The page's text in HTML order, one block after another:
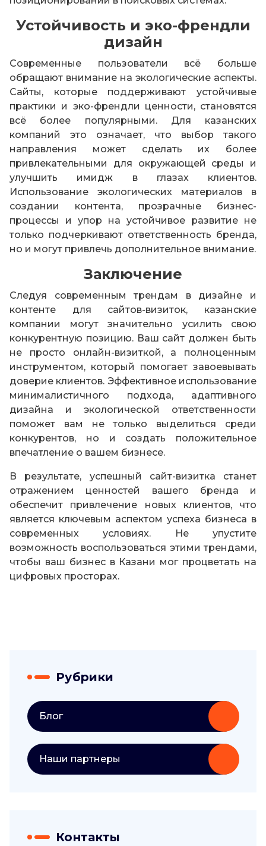
Устойчивость и эко-френдли
дизайн
Современные пользователи всё больше
обращают внимание на экологические аспекты.
Сайты, которые поддерживают устойчивые
практики и эко-френдли ценности, становятся
всё более популярными. Для казанских
компаний это означает, что выбор такого
направления может сделать их более
привлекательными для окружающей среды и
улучшить имидж в глазах клиентов.
Использование экологических материалов в
создании контента, прозрачные бизнес-
процессы и упор на устойчивое развитие не
только подчеркивают ответственность бренда,
но и могут привлечь дополнительное внимание.
Заключение
Следуя современным трендам в дизайне и
контенте для сайтов-визиток, казанские
компании могут значительно усилить свою
конкурентную позицию. Ваш сайт должен быть
не просто онлайн-визиткой, а полноценным
инструментом, который помогает завоевывать
доверие клиентов. Эффективное использование
минималистичного подхода, адаптивного
дизайна и экологической ответственности
поможет вам не только выделиться среди
конкурентов, но и создать положительное
впечатление о вашем бизнесе.
В результате, успешный сайт-визитка станет
отражением ценностей вашего бренда и
обеспечит привлечение новых клиентов, что
является ключевым аспектом успеха бизнеса в
современных условиях. Не упустите
возможность воспользоваться этими трендами,
чтобы ваш бизнес в Казани мог процветать на
цифровых просторах.
Рубрики
Блог
Наши партнеры
Контакты